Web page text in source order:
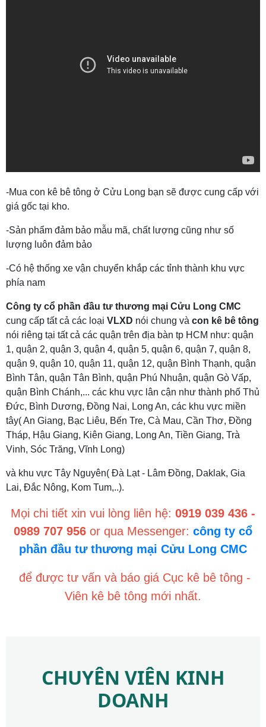
-Mua con kê bê tông ở Cửu Long bạn sẽ được cung cấp với
giá gốc tại kho.
-Sản phẩm đảm bảo mẫu mã, chất lượng cũng như số
lượng luôn đảm bảo
-Có hệ thống xe vận chuyển khắp các tỉnh thành khu vực
phía nam
Công ty cổ phần đầu tư thương mại Cửu Long CMC
cung cấp tất cả các loại VLXD nói chung và con kê bê tông
nói riêng tại tất cả các quận trên địa bàn tp HCM như: quận
1, quận 2, quận 3, quận 4, quận 5, quận 6, quận 7, quận 8,
quận 9, quận 10, quận 11, quận 12, quận Bình Thạnh, quận
Bình Tân, quận Tân Bình, quận Phú Nhuận, quận Gò Vấp,
quận Bình Chánh,... các khu vực lân cận như thành phố Thủ
Đức, Bình Dương, Đồng Nai, Long An, các khu vực miền
tây( An Giang, Bạc Liêu, Bến Tre, Cà Mau, Cần Thơ, Đồng
Tháp, Hậu Giang, Kiên Giang, Long An, Tiền Giang, Trà
Vinh, Sóc Trăng, Vĩnh Long)
và khu vực Tây Nguyên( Đà Lạt - Lâm Đồng, Daklak, Gia
Lai, Đắc Nông, Kom Tum,..).
Mọi chi tiết xin vui lòng liên hệ: 0919 039 436 -
0989 707 956 or qua Messenger: công ty cổ
phần đầu tư thương mại Cửu Long CMC
để được tư vấn và báo giá Cục kê bê tông -
Viên kê bê tông mới nhất.
CHUYÊN VIÊN KINH
DOANH